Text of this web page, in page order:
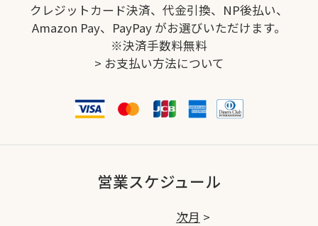
クレジットカード決済、代金引換、NP後払い、
Amazon Pay、PayPay がお選びいただけます。
※決済手数料無料
> お支払い方法について
営業スケジュール
次月